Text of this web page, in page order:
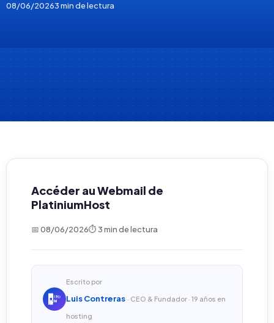
08/06/20263 min de lectura
Accéder au Webmail de
PlatiniumHost
📅 08/06/2026⏱ 3 min de lectura
Escrito por
Luis Contreras · CEO & Fundador · 19 años en
hosting